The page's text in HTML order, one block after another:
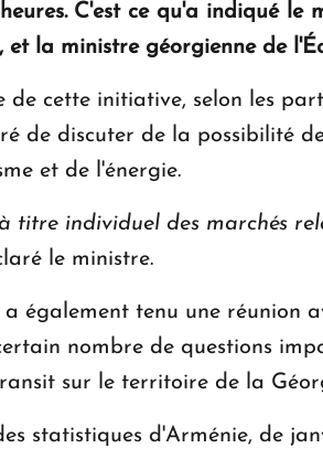
C'est ce qu'a indiqué le
et la ministre géorgienne de
de cette initiative, selon les
de discuter de la possibilité
et de l'énergie.
titre individuel des marchés
le ministre.
également tenu une réunion
nombre de questions
sur le territoire de la
statistiques d'Arménie, de